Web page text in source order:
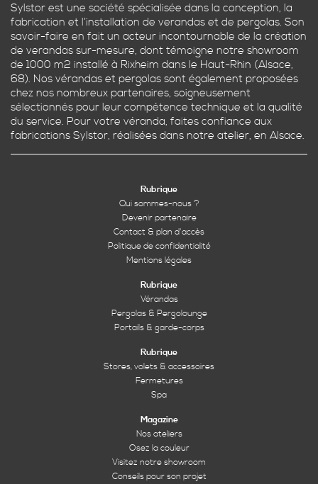
Sylstor est une société spécialisée dans la conception, la
fabrication et l’installation de verandas et de pergolas. Son
savoir-faire en fait un acteur incontournable de la création
de verandas sur-mesure, dont témoigne notre showroom
de 1000 m2 installé à Rixheim dans le Haut-Rhin (Alsace,
68). Nos vérandas et pergolas sont également proposées
chez nos nombreux partenaires, soigneusement
sélectionnés pour leur compétence technique et la qualité
du service. Pour votre véranda, faites confiance aux
fabrications Sylstor, réalisées dans notre atelier, en Alsace.
Rubrique
Qui sommes-nous ?
Devenir partenaire
Contact & plan d'accès
Politique de confidentialité
Mentions légales
Rubrique
Vérandas
Pergolas & Pergolounge
Portails & garde-corps
Rubrique
Stores, volets & accessoires
Fermetures
Spa
Magazine
Nos ateliers
Osez la couleur
Visitez notre showroom
Conseils pour son projet